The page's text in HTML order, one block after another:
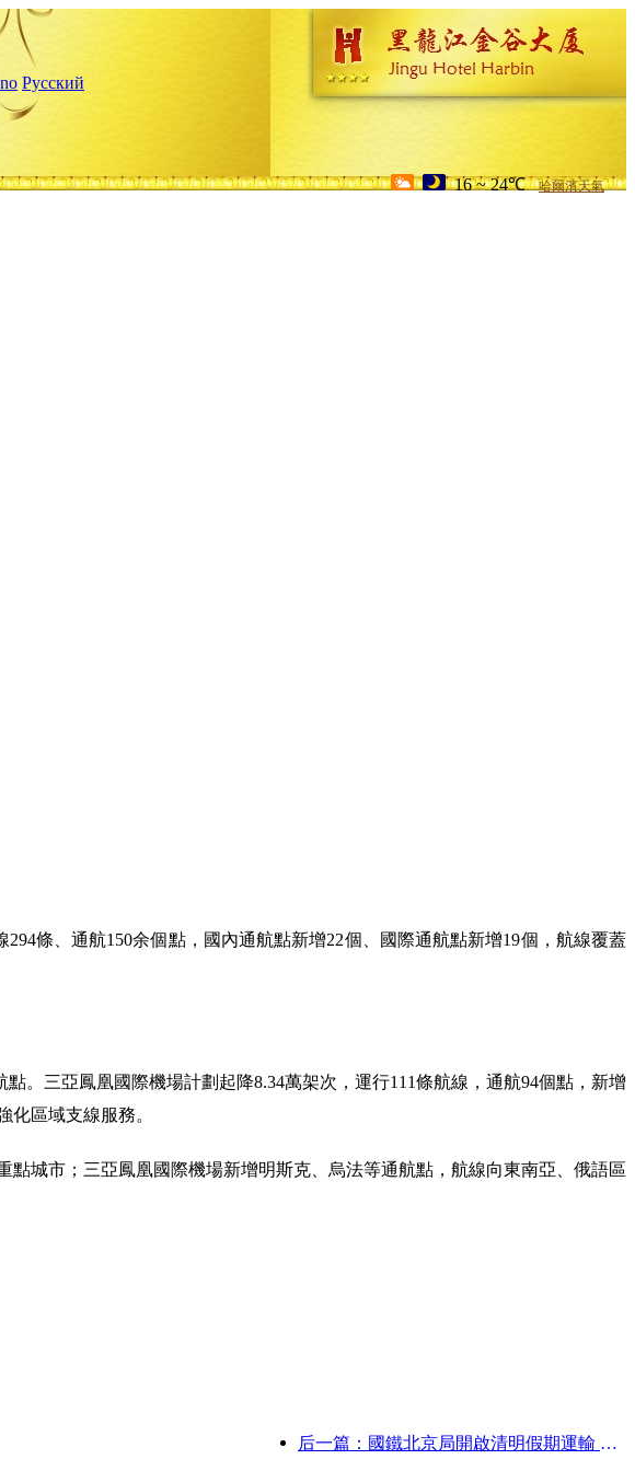
Русский
16 ~ 24℃ 哈爾濱天氣
條、通航150余個點，國內通航點新增22個、國際通航點新增19個，航線覆蓋
。三亞鳳凰國際機場計劃起降8.34萬架次，運行111條航線，通航94個點，新增
區域支線服務。
城市；三亞鳳凰國際機場新增明斯克、烏法等通航點，航線向東南亞、俄語區
后一篇：國鐵北京局開啟清明假期運輸 預計發送旅客737萬人次